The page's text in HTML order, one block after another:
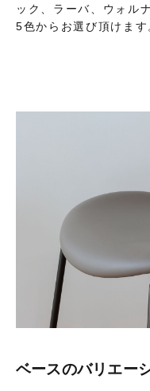
ック、ラーバ、ウォル
5色からお選び頂けます
ベースのバリエー